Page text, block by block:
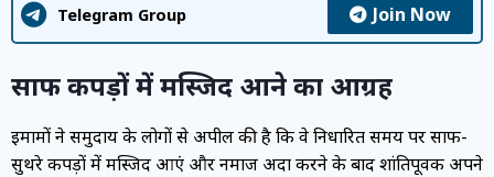
Telegram Group Join Now
साफ कपड़ों में मस्जिद आने का आग्रह
इमामों ने समुदाय के लोगों से अपील की है कि वे निर्धारित समय पर साफ-
सुथरे कपड़ों में मस्जिद आएं और नमाज अदा करने के बाद शांतिपूर्वक अपने